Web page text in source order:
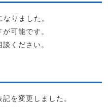
りました。
可能です。
ください。
を変更しました。